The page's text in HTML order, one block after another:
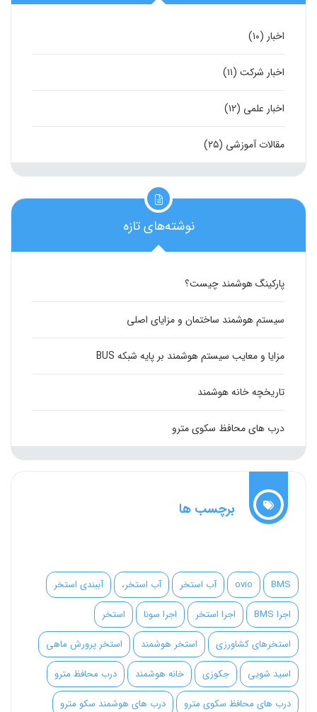
اخبار (۱۰)
اخبار شرکت (۱۱)
اخبار علمی (۱۲)
مقالات آموزشی (۲۵)
نوشته‌های تازه
پارکینگ هوشمند چیست؟
سیستم هوشمند ساختمان و مزایای اصلی
مزایا و معایب سیستم هوشمند بر پایه شبکه BUS
تاریخچه خانه هوشمند
درب های محافظ سکوی مترو
برچسب ها
BMS
ovio آب استخر آب استخر،
آببندی استخر
اجرا BMS
اجرا استخر اجرا سونا
استخر
استخرهای کشاورزی
استخر هوشمند
استخر پرورش ماهی
اسید شویی
جکوزی خانه هوشمند
درب محافظ مترو
درب های محافظ سکوی مترو
درب های هوشمند سکو مترو